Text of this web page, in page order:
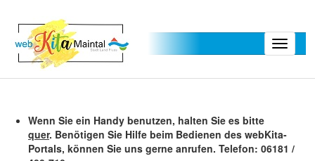
Toggle
Wenn Sie ein Handy benutzen, halten Sie es bitte
quer. Benötigen Sie Hilfe beim Bedienen des webKita-
Portals, können Sie uns gerne anrufen. Telefon: 06181 /